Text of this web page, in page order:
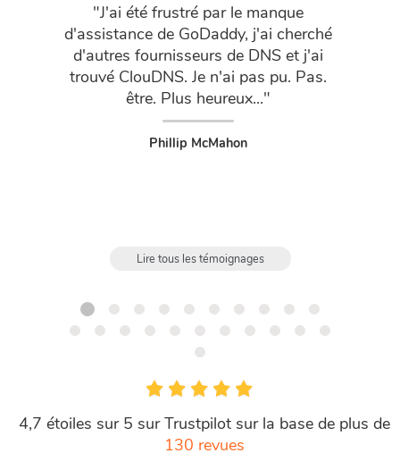
"J'ai été frustré par le manque
d'assistance de GoDaddy, j'ai cherché
d'autres fournisseurs de DNS et j'ai
trouvé ClouDNS. Je n'ai pas pu. Pas.
être. Plus heureux..."
Phillip McMahon
Lire tous les témoignages
4,7 étoiles sur 5 sur Trustpilot sur la base de plus de
130 revues